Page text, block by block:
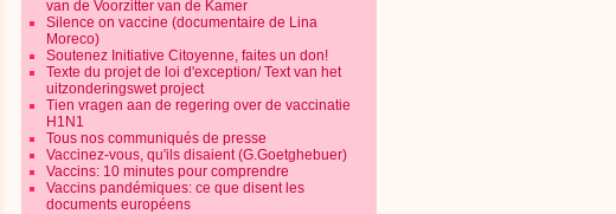
van de Voorzitter van de Kamer
Silence on vaccine (documentaire de Lina
Moreco)
Soutenez Initiative Citoyenne, faites un don!
Texte du projet de loi d'exception/ Text van het
uitzonderingswet project
Tien vragen aan de regering over de vaccinatie
H1N1
Tous nos communiqués de presse
Vaccinez-vous, qu'ils disaient (G.Goetghebuer)
Vaccins: 10 minutes pour comprendre
Vaccins pandémiques: ce que disent les
documents européens